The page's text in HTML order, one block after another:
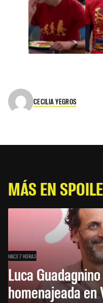
CECILIA YEGROS
MÁS EN
HACE 7 HORAS
Luca
homenajeada